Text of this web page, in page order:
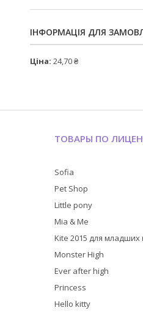
ІНФОРМАЦІЯ ДЛЯ
Ціна: 24,70 ₴
ТОВАРЫ ПО
Sofia
Pet Shop
Little pony
Mia & Me
Kite 2015 для младших
Monster High
Ever after high
Princess
Hello kitty